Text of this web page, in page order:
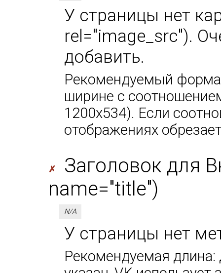
У страницы нет
rel="image_src").
добавить.
Рекомендуемый
ширине с
1200х534). Если
отображениях
✗
Заголовок для
name="title")
N/A
У страницы нет
Рекомендуемая длина: